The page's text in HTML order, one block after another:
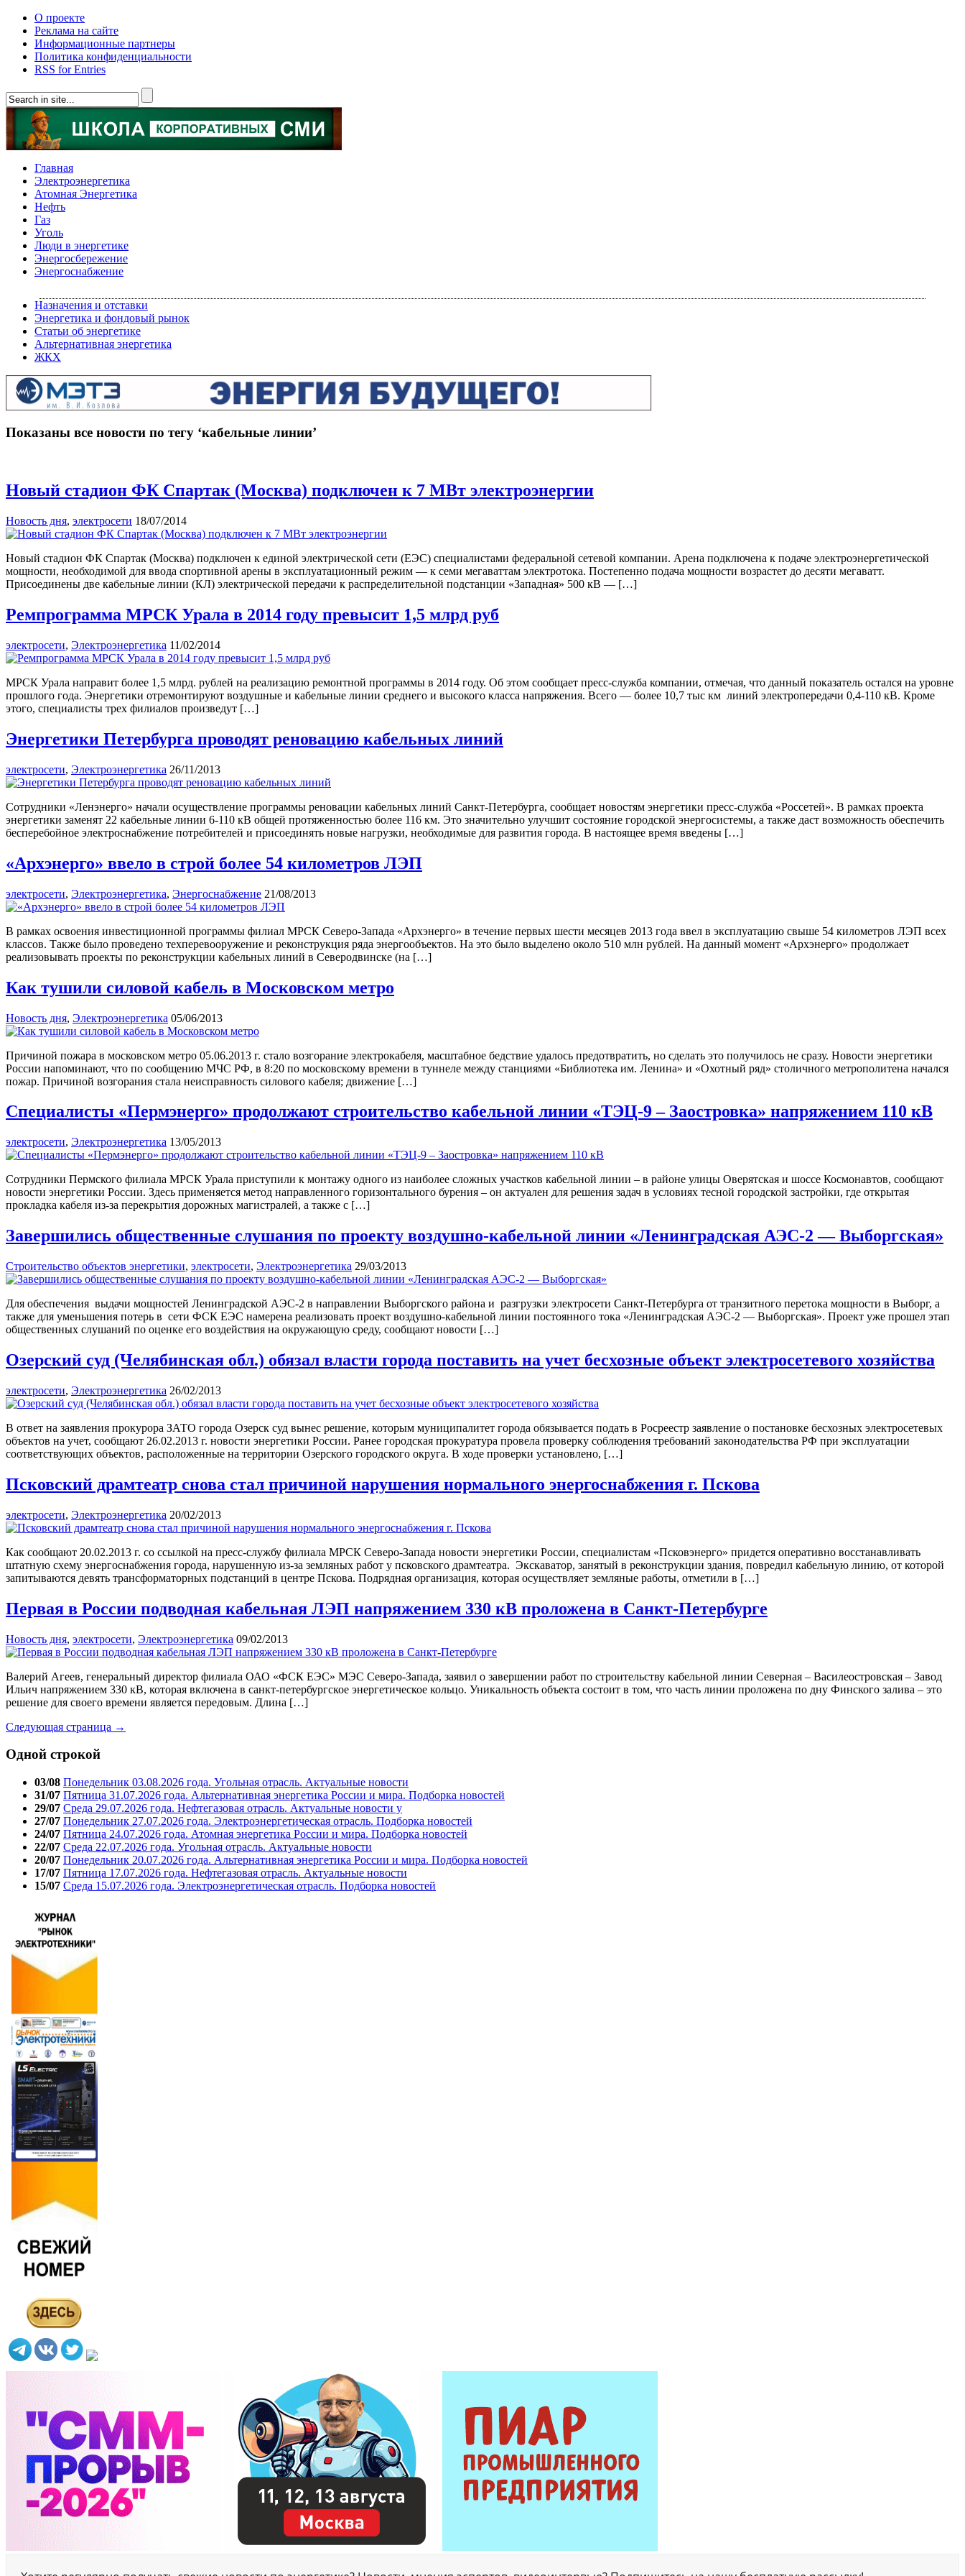
О проекте
Реклама на сайте
Информационные партнеры
Политика конфиденциальности
RSS for Entries
Главная
Электроэнергетика
Атомная Энергетика
Нефть
Газ
Уголь
Люди в энергетике
Энергосбережение
Энергоснабжение
Назначения и отставки
Энергетика и фондовый рынок
Статьи об энергетике
Альтернативная энергетика
ЖКХ
Показаны все новости по тегу ‘кабельные линии’
Новый стадион ФК Спартак (Москва) подключен к 7 МВт электроэнергии
Новость дня, электросети 18/07/2014
Новый стадион ФК Спартак (Москва) подключен к единой электрической сети (ЕЭС) специалистами федеральной сетевой компании. Арена подключена к подаче электроэнергетической
мощности, необходимой для ввода спортивной арены в эксплуатационный режим — к семи мегаваттам электротока. Постепенно подача мощности возрастет до десяти мегаватт.
Присоединены две кабельные линии (КЛ) электрической передачи к распределительной подстанции «Западная» 500 кВ — […]
Ремпрограмма МРСК Урала в 2014 году превысит 1,5 млрд руб
электросети, Электроэнергетика 11/02/2014
МРСК Урала направит более 1,5 млрд. рублей на реализацию ремонтной программы в 2014 году. Об этом сообщает пресс-служба компании, отмечая, что данный показатель остался на уровне
прошлого года. Энергетики отремонтируют воздушные и кабельные линии среднего и высокого класса напряжения. Всего — более 10,7 тыс км линий электропередачи 0,4-110 кВ. Кроме
этого, специалисты трех филиалов произведут […]
Энергетики Петербурга проводят реновацию кабельных линий
электросети, Электроэнергетика 26/11/2013
Сотрудники «Ленэнерго» начали осуществление программы реновации кабельных линий Санкт-Петербурга, сообщает новостям энергетики пресс-служба «Россетей». В рамках проекта
энергетики заменят 22 кабельные линии 6-110 кВ общей протяженностью более 116 км. Это значительно улучшит состояние городской энергосистемы, а также даст возможность обеспечить
бесперебойное электроснабжение потребителей и присоединять новые нагрузки, необходимые для развития города. В настоящее время введены […]
«Архэнерго» ввело в строй более 54 километров ЛЭП
электросети, Электроэнергетика, Энергоснабжение 21/08/2013
В рамках освоения инвестиционной программы филиал МРСК Северо-Запада «Архэнерго» в течение первых шести месяцев 2013 года ввел в эксплуатацию свыше 54 километров ЛЭП всех
классов. Также было проведено техперевооружение и реконструкция ряда энергообъектов. На это было выделено около 510 млн рублей. На данный момент «Архэнерго» продолжает
реализовывать проекты по реконструкции кабельных линий в Северодвинске (на […]
Как тушили силовой кабель в Московском метро
Новость дня, Электроэнергетика 05/06/2013
Причиной пожара в московском метро 05.06.2013 г. стало возгорание электрокабеля, масштабное бедствие удалось предотвратить, но сделать это получилось не сразу. Новости энергетики
России напоминают, что по сообщению МЧС РФ, в 8:20 по московскому времени в туннеле между станциями «Библиотека им. Ленина» и «Охотный ряд» столичного метрополитена начался
пожар. Причиной возгорания стала неисправность силового кабеля; движение […]
Специалисты «Пермэнерго» продолжают строительство кабельной линии «ТЭЦ-9 – Заостровка» напряжением 110 кВ
электросети, Электроэнергетика 13/05/2013
Сотрудники Пермского филиала МРСК Урала приступили к монтажу одного из наиболее сложных участков кабельной линии – в районе улицы Оверятская и шоссе Космонавтов, сообщают
новости энергетики России. Здесь применяется метод направленного горизонтального бурения – он актуален для решения задач в условиях тесной городской застройки, где открытая
прокладка кабеля из-за перекрытия дорожных магистралей, а также с […]
Завершились общественные слушания по проекту воздушно-кабельной линии «Ленинградская АЭС-2 — Выборгская»
Строительство объектов энергетики, электросети, Электроэнергетика 29/03/2013
Для обеспечения выдачи мощностей Ленинградской АЭС-2 в направлении Выборгского района и разгрузки электросети Санкт-Петербурга от транзитного перетока мощности в Выборг, а
также для уменьшения потерь в сети ФСК ЕЭС намерена реализовать проект воздушно-кабельной линии постоянного тока «Ленинградская АЭС-2 — Выборгская». Проект уже прошел этап
общественных слушаний по оценке его воздействия на окружающую среду, сообщают новости […]
Озерский суд (Челябинская обл.) обязал власти города поставить на учет бесхозные объект электросетевого хозяйства
электросети, Электроэнергетика 26/02/2013
В ответ на заявления прокурора ЗАТО города Озерск суд вынес решение, которым муниципалитет города обязывается подать в Росреестр заявление о постановке бесхозных электросетевых
объектов на учет, сообщают 26.02.2013 г. новости энергетики России. Ранее городская прокуратура провела проверку соблюдения требований законодательства РФ при эксплуатации
соответствующих объектов, расположенные на территории Озерского городского округа. В ходе проверки установлено, […]
Псковский драмтеатр снова стал причиной нарушения нормального энергоснабжения г. Пскова
электросети, Электроэнергетика 20/02/2013
Как сообщают 20.02.2013 г. со ссылкой на пресс-службу филиала МРСК Северо-Запада новости энергетики России, специалистам «Псковэнерго» придется оперативно восстанавливать
штатную схему энергоснабжения города, нарушенную из-за земляных работ у псковского драмтеатра. Экскаватор, занятый в реконструкции здания, повредил кабельную линию, от которой
запитываются девять трансформаторных подстанций в центре Пскова. Подрядная организация, которая осуществляет земляные работы, отметили в […]
Первая в России подводная кабельная ЛЭП напряжением 330 кВ проложена в Санкт-Петербурге
Новость дня, электросети, Электроэнергетика 09/02/2013
Валерий Агеев, генеральный директор филиала ОАО «ФСК ЕЭС» МЭС Северо-Запада, заявил о завершении работ по строительству кабельной линии Северная – Василеостровская – Завод
Ильич напряжением 330 кВ, которая включена в санкт-петербургское энергетическое кольцо. Уникальность объекта состоит в том, что часть линии проложена по дну Финского залива – это
решение для своего времени является передовым. Длина […]
Следующая страница →
Одной строкой
03/08 Понедельник 03.08.2026 года. Угольная отрасль. Актуальные новости
31/07 Пятница 31.07.2026 года. Альтернативная энергетика России и мира. Подборка новостей
29/07 Среда 29.07.2026 года. Нефтегазовая отрасль. Актуальные новости у
27/07 Понедельник 27.07.2026 года. Электроэнергетическая отрасль. Подборка новостей
24/07 Пятница 24.07.2026 года. Атомная энергетика России и мира. Подборка новостей
22/07 Среда 22.07.2026 года. Угольная отрасль. Актуальные новости
20/07 Понедельник 20.07.2026 года. Альтернативная энергетика России и мира. Подборка новостей
17/07 Пятница 17.07.2026 года. Нефтегазовая отрасль. Актуальные новости
15/07 Среда 15.07.2026 года. Электроэнергетическая отрасль. Подборка новостей